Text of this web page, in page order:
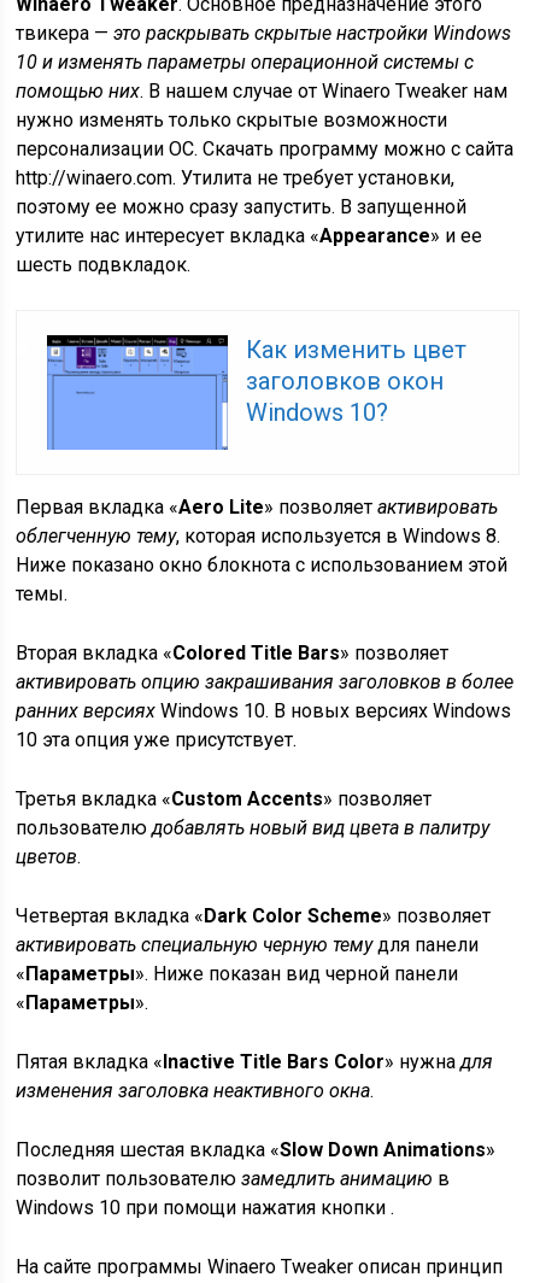
твикера —это раскрывать скрытые настройки Windows
10 и изменять параметры операционной системы с
помощью них. В нашем случае от Winaero Tweaker нам
нужно изменять только скрытые возможности
персонализации ОС. Скачать программу можно с сайта
http://winaero.com. Утилита не требует установки,
поэтому ее можно сразу запустить. В запущенной
утилите нас интересует вкладка «Appearance» и ее
шесть подвкладок.
Как изменить цвет
заголовков окон
Windows 10?
Первая вкладка «Aero Lite» позволяетактивировать
облегченную тему, которая используется в Windows 8.
Ниже показано окно блокнота с использованием этой
темы.
Вторая вкладка «Colored Title Bars» позволяет
активировать опцию закрашивания заголовков в более
ранних версиях Windows 10. В новых версиях Windows
10 эта опция уже присутствует.
Третья вкладка «Custom Accents» позволяет
пользователюдобавлять новый вид цвета в палитру
цветов.
Четвертая вкладка «Dark Color Scheme» позволяет
активировать специальную черную темудля панели
«Параметры». Ниже показан вид черной панели
«Параметры».
Пятая вкладка «Inactive Title Bars Color» нужнадля
изменения заголовка неактивного окна.
Последняя шестая вкладка «Slow Down Animations»
позволит пользователюзамедлить анимацию в
Windows 10 при помощи нажатия кнопки .
На сайте программы Winaero Tweaker описан принцип